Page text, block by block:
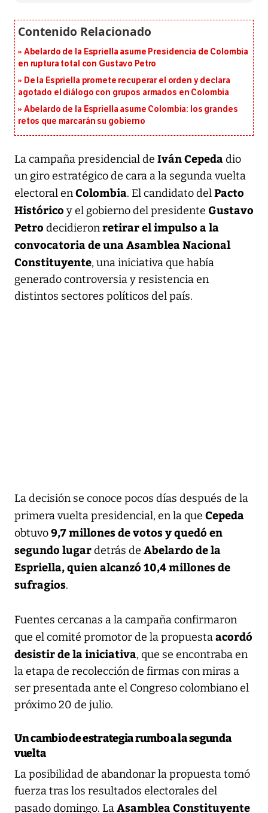
Abelardo de la Espriella asume Presidencia de Colombia
en ruptura total con Gustavo Petro
De la Espriella promete recuperar el orden y declara
agotado el diálogo con grupos armados en Colombia
Abelardo de la Espriella asume Colombia: los grandes
retos que marcarán su gobierno
La campaña presidencial de Iván Cepedadio
un giro estratégico de cara a la segunda vuelta
electoral enColombia. El candidato delPacto
Histórico y el gobierno del presidente Gustavo
Petro decidieronretirar el impulso a la
convocatoria de una Asamblea Nacional
Constituyente, una iniciativa que había
generado controversia y resistencia en
distintos sectores políticos del país.
La decisión se conoce pocos días después de la
primera vuelta presidencial, en la que Cepeda
obtuvo9,7 millones de votos y quedó en
segundo lugardetrás de Abelardo de la
Espriella, quien alcanzó 10,4 millones de
sufragios.
Fuentes cercanas a la campaña confirmaron
que el comité promotor de la propuestaacordó
desistir de la iniciativa, que se encontraba en
la etapa de recolección de firmas con miras a
ser presentada ante el Congreso colombiano el
próximo 20 de julio.
Un cambio de estrategia rumbo a la segunda
vuelta
La posibilidad de abandonar la propuesta tomó
fuerza tras los resultados electorales del
pasado domingo. LaAsamblea Constituyente